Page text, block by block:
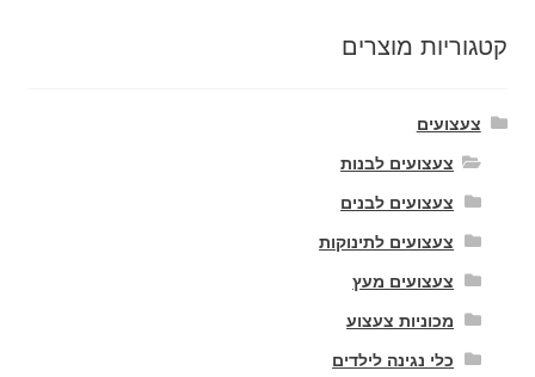
קטגוריות מוצרים
צעצועים
צעצועים לבנות
צעצועים לבנים
צעצועים לתינוקות
צעצועים מעץ
מכוניות צעצוע
כלי נגינה לילדים